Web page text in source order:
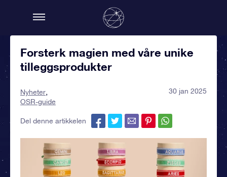
Forsterk magien med våre unike
tilleggsprodukter
Nyheter
OSR-guide
30 jan 2025
Del denne artikkelen